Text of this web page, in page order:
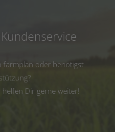
farmplan oder benötigst
Dir gerne weiter!